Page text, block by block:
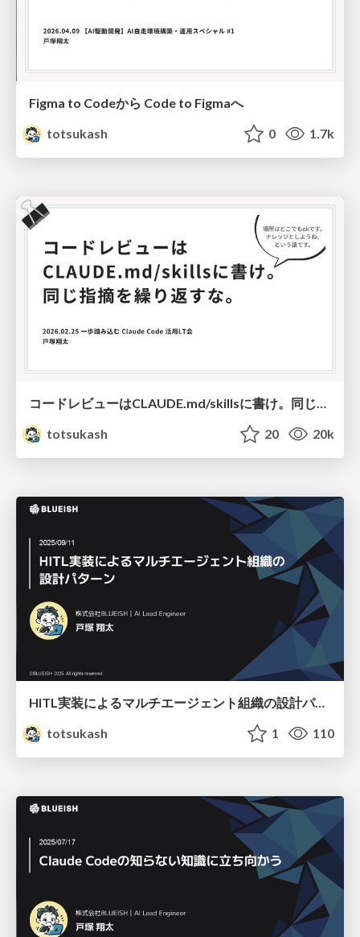
Figma to Codeから Code to Figmaへ
totsukash
0 1.7k
totsukash
20 20k
HITL実装によるマルチエージェント組織の設計パターン
totsukash
1 110